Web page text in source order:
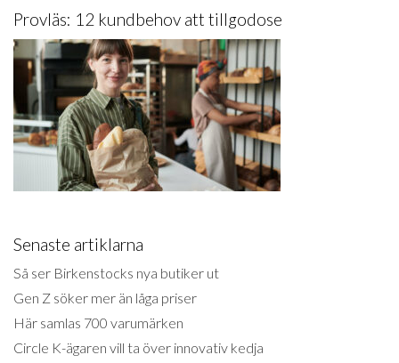
Provläs: 12 kundbehov att tillgodose
Senaste artiklarna
Så ser Birkenstocks nya butiker ut
Gen Z söker mer än låga priser
Här samlas 700 varumärken
Circle K-ägaren vill ta över innovativ kedja